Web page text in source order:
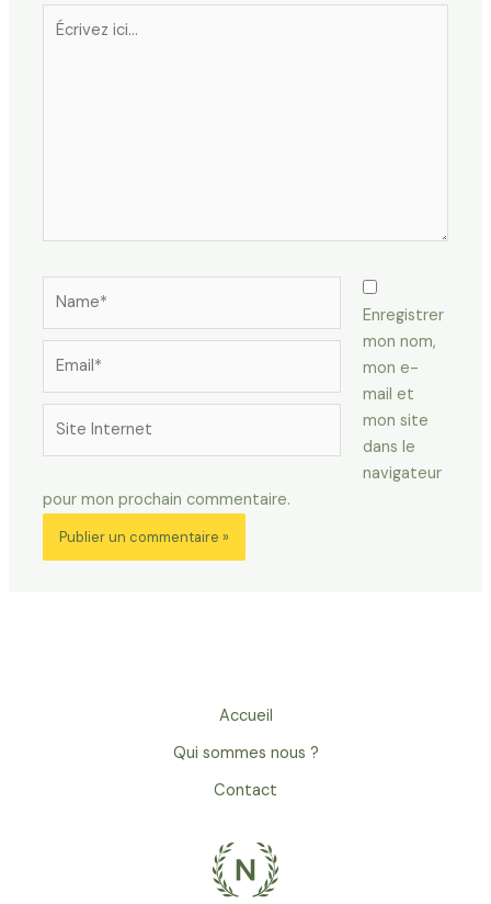
Écrivez
Internet
Enregistrer
mon nom,
mon e-
mail et
mon site
dans le
navigateur
pour mon prochain commentaire.
Accueil
Qui sommes nous ?
Contact